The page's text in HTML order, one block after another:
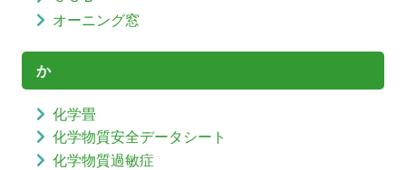
オーニング窓
か
化学畳
化学物質安全データシート
化学物質過敏症